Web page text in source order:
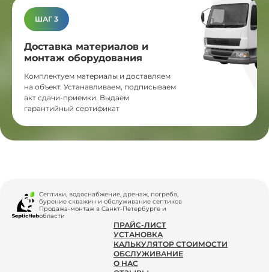
ШАГ 3
Доставка материалов и
монтаж оборудования
Комплектуем материалы и доставляем
на объект. Устанавливаем, подписываем
акт сдачи-приемки. Выдаем
гарантийный сертификат
Септики, водоснабжение, дренаж, погреба,
бурение скважин и обслуживание септиков
Продажа-монтаж в Санкт-Петербурге и
области
ПРАЙС-ЛИСТ
УСТАНОВКА
КАЛЬКУЛЯТОР СТОИМОСТИ
ОБСЛУЖИВАНИЕ
О НАС